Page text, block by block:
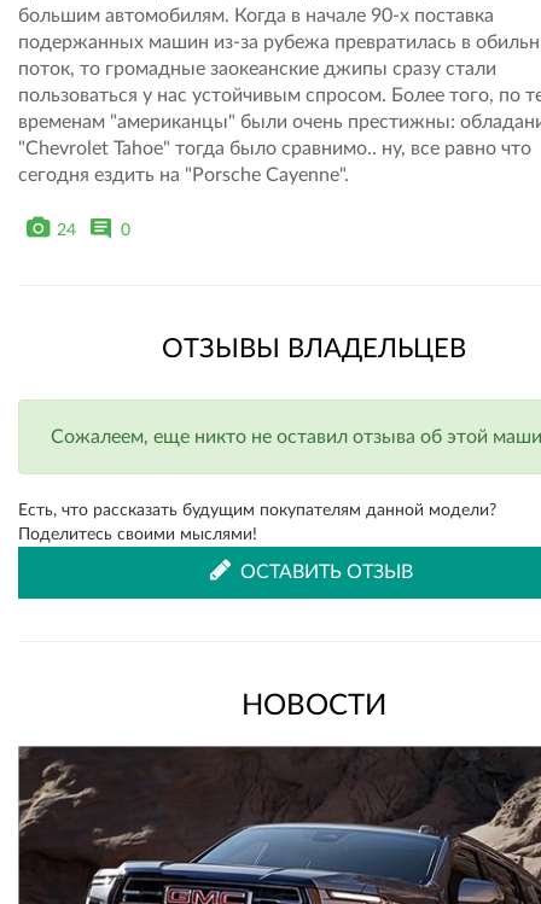
большим автомобилям. Когда в начале 90-х поставка
подержанных машин из-за рубежа превратилась в
поток, то громадные заокеанские джипы сразу стали
пользоваться у нас устойчивым спросом. Более того, по
временам "американцы" были очень престижны:
"Chevrolet Tahoe" тогда было сравнимо.. ну, все равно что
сегодня ездить на "Porsche Cayenne".
24 0
ОТЗЫВЫ ВЛАДЕЛЬЦЕВ
Сожалеем, еще никто не оставил отзыва об этой
Есть, что рассказать будущим покупателям данной модели?
Поделитесь своими мыслями!
ОСТАВИТЬ ОТЗЫВ
НОВОСТИ